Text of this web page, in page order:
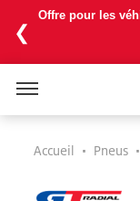
❮
Offre pour les
Accueil • Pneus •